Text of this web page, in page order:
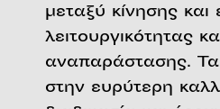
μεταξύ κίνησης και
λειτουργικότητας
αναπαράστασης.
στην ευρύτερη